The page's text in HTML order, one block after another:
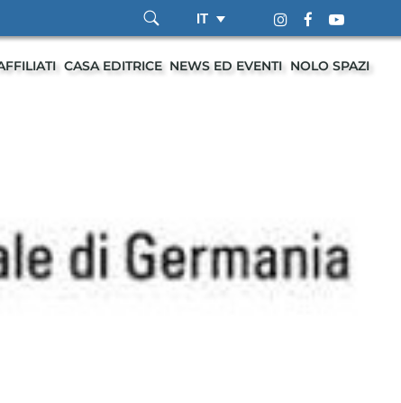
IT
CASA EDITRICE NEWS ED EVENTI NOLO SPAZI